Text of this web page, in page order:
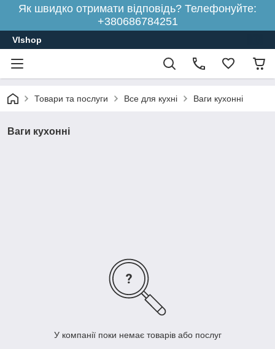
Як швидко отримати відповідь? Телефонуйте:
+380686784251
Vlshop
Товари та послуги Все для кухні Ваги кухонні
Ваги кухонні
У компанії поки немає товарів або послуг